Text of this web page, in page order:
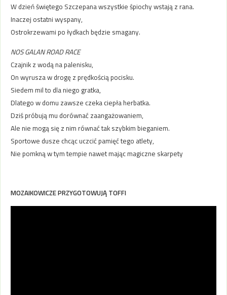
W dzień świętego Szczepana wszystkie śpiochy wstają z rana.
Inaczej ostatni wyspany,
Ostrokrzewami po łydkach będzie smagany.
NOS GALAN ROAD RACE
Czajnik z wodą na palenisku,
On wyrusza w drogę z prędkością pocisku.
Siedem mil to dla niego gratka,
Dlatego w domu zawsze czeka ciepła herbatka.
Dziś próbują mu dorównać zaangażowaniem,
Ale nie mogą się z nim równać tak szybkim bieganiem.
Sportowe dusze chcąc uczcić pamięć tego atlety,
Nie pomkną w tym tempie nawet mając magiczne skarpety
MOZAIKOWICZE PRZYGOTOWUJĄ TOFFI